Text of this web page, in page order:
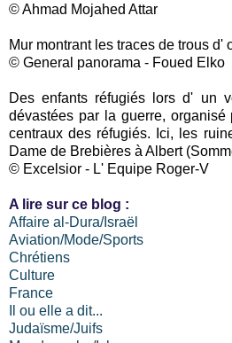
© Ahmad Mojahed Attar
Mur montrant les traces de trous d'
© General panorama - Foued Elko
Des enfants réfugiés lors d' un
dévastées par la guerre,
centraux des réfugiés. Ici, les
Dame de Brebières à Albert
© Excelsior - L' Equipe Roger-V
A lire sur ce blog :
Affaire al-Dura/Israël
Aviation/Mode/Sports
Chrétiens
Culture
France
Il ou elle a dit...
Judaïsme/Juifs